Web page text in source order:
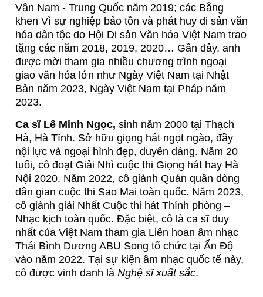
Vân Nam - Trung Quốc năm 2019; các Bằng
khen Vì sự nghiệp bảo tồn và phát huy di sản văn
hóa dân tộc do Hội Di sản Văn hóa Việt Nam trao
tặng các năm 2018, 2019, 2020… Gần đây, anh
được mời tham gia nhiều chương trình ngoại
giao văn hóa lớn như Ngày Việt Nam tại Nhật
Bản năm 2023, Ngày Việt Nam tại Pháp năm
2023.
Ca sĩ Lê Minh Ngọc, sinh năm 2000 tại Thạch
Hà, Hà Tĩnh. Sở hữu giọng hát ngọt ngào, đầy
nội lực và ngoại hình đẹp, duyên dáng. Năm 20
tuổi, cô đoạt Giải Nhì cuộc thi Giọng hát hay Hà
Nội 2020. Năm 2022, cô giành Quán quân dòng
dân gian cuộc thi Sao Mai toàn quốc. Năm 2023,
cô giành giải Nhất Cuộc thi hát Thính phòng –
Nhạc kịch toàn quốc. Đặc biệt, cô là ca sĩ duy
nhất của Việt Nam tham gia Liên hoan âm nhạc
Thái Bình Dương ABU Song tổ chức tại Ấn Độ
vào năm 2022. Tại sự kiện âm nhạc quốc tế này,
cô được vinh danh là Nghệ sĩ xuất sắc.